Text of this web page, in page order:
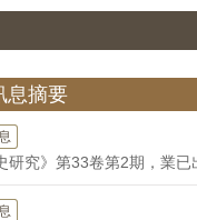
停、
圖
息摘要
研究》第33卷第2期，業已